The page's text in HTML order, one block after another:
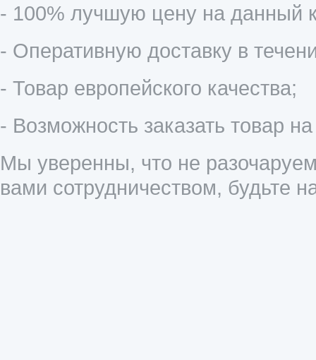
- 100% лучшую цену на данный
- Оперативную доставку в
- Товар европейского качества;
- Возможность заказать товар
Мы уверенны, что не
вами сотрудничеством, будьте